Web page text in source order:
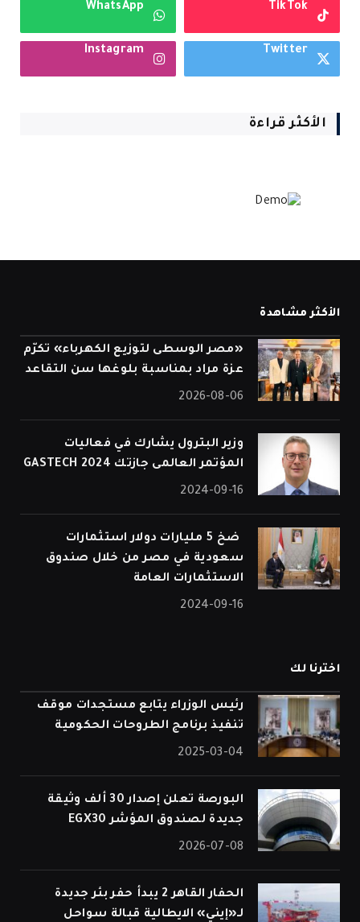
TikTok
WhatsApp
Twitter
Instagram
الأكثر قراءة
الأكثر مشاهدة
«مصر الوسطى لتوزيع الكهرباء» تكرّم
عزة مراد بمناسبة بلوغها سن التقاعد
2026-08-06
وزير البترول يشارك في فعاليات
المؤتمر العالمى جازتك 2024 GASTECH
2024-09-16
⁠ ضخ 5 مليارات دولار استثمارات
سعودية في مصر من خلال صندوق
الاستثمارات العامة
2024-09-16
اخترنا لك
رئيس الوزراء يتابع مستجدات موقف
تنفيذ برنامج الطروحات الحكومية
2025-03-04
البورصة تعلن إصدار 30 ألف وثيقة
جديدة لصندوق المؤشر EGX30
2026-07-08
الحفار القاهر 2 يبدأ حفر بئر جديدة
لـ«إيني» الايطالية قبالة سواحل